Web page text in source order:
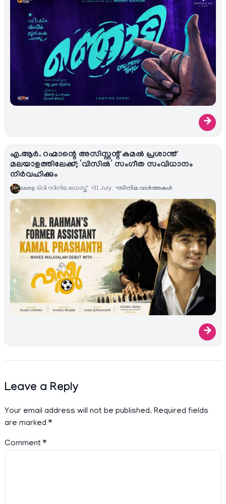
→
എ.ആർ. റഹ്മാന്റെ അസിസ്റ്റന്റ് കമൽ പ്രശാന്ത്
മലയാളത്തിലേക്ക്; ‘വിസിൽ’ സംഗീത സംവിധാനം
നിർവഹിക്കും
കേരള ടിവി സിനിമ ഡെസ്ക് 31 July സിനിമ വാര്‍ത്തകള്‍
→
Leave a Reply
Your email address will not be published. Required fields
are marked*
Comment*